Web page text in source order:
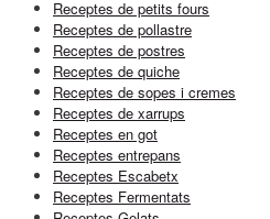
Receptes de petits fours
Receptes de pollastre
Receptes de postres
Receptes de quiche
Receptes de sopes i cremes
Receptes de xarrups
Receptes en got
Receptes entrepans
Receptes Escabetx
Receptes Fermentats